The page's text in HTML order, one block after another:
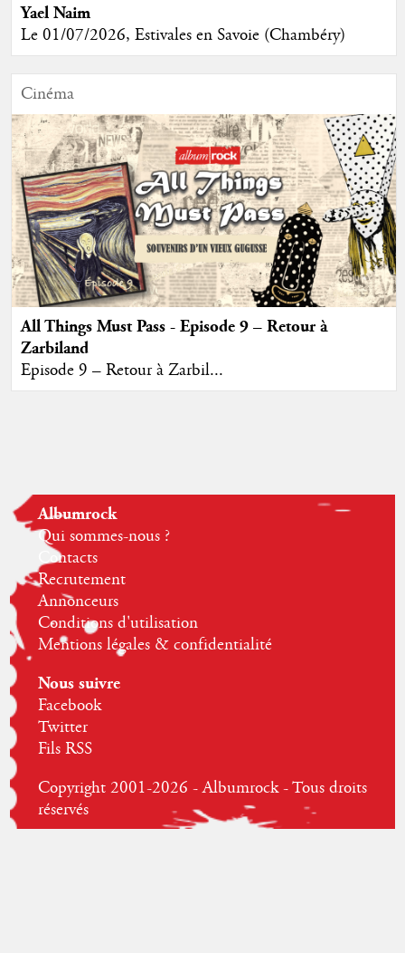
Yael Naim
Le 01/07/2026, Estivales en Savoie (Chambéry)
Cinéma
All Things Must Pass - Episode 9 – Retour à
Zarbiland
Episode 9 – Retour à Zarbil...
Albumrock
Qui sommes-nous ?
Contacts
Recrutement
Annonceurs
Conditions d'utilisation
Mentions légales & confidentialité
Nous suivre
Facebook
Twitter
Fils RSS
Copyright 2001-2026 - Albumrock - Tous droits
réservés